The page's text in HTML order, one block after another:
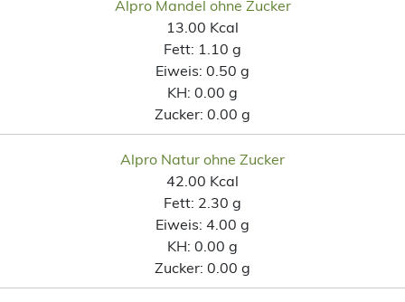
Alpro Mandel ohne Zucker
13.00 Kcal
Fett: 1.10 g
Eiweis: 0.50 g
KH: 0.00 g
Zucker: 0.00 g
Alpro Natur ohne Zucker
42.00 Kcal
Fett: 2.30 g
Eiweis: 4.00 g
KH: 0.00 g
Zucker: 0.00 g